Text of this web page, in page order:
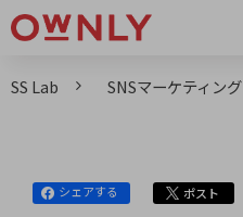
SS Lab SNSマーケティン
シェアする ポスト